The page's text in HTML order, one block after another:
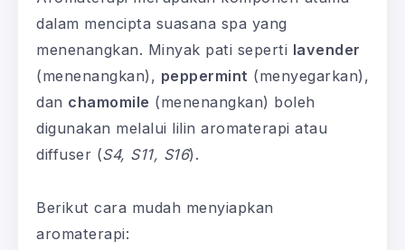
dalam mencipta suasana spa yang
menenangkan. Minyak pati seperti lavender
(menenangkan), peppermint (menyegarkan),
dan chamomile (menenangkan) boleh
digunakan melalui lilin aromaterapi atau
diffuser (S4, S11, S16).
Berikut cara mudah menyiapkan
aromaterapi: